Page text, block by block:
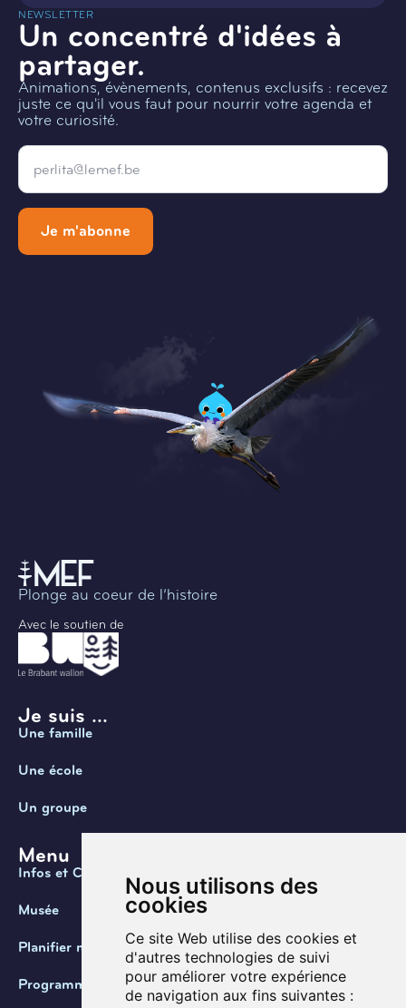
Nous utilisons des
cookies
Ce site Web utilise des cookies et
d'autres technologies de suivi
pour améliorer votre expérience
de navigation aux fins suivantes :
NEWSLETTER
Un concentré d'idées à
partager.
Animations, évènements, contenus exclusifs : recevez
juste ce qu'il vous faut pour nourrir votre agenda et
votre curiosité.
Email
Je m'abonne
Plonge au coeur de l’histoire
Avec le soutien de
Je suis ...
Une famille
Une école
Un groupe
Menu
Infos et Contact
Musée
Planifier ma visite
Programmation